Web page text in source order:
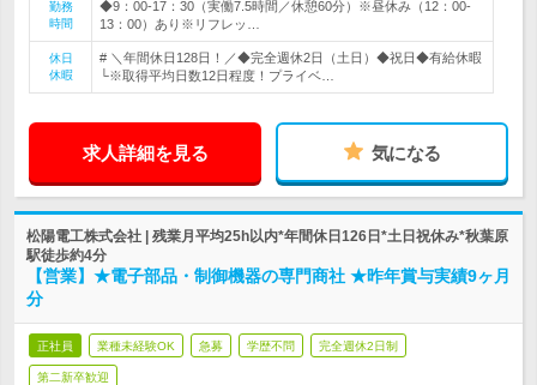
勤務
時間
◆9：00-17：30（実働7.5時間／休憩60分）※昼休み（12：00-
13：00）あり※リフレッ…
休日
休暇
# ＼年間休日128日！／◆完全週休2日（土日）◆祝日◆有給休暇
└※取得平均日数12日程度！プライベ…
求人詳細を見る 気になる
松陽電工株式会社 | 残業月平均25h以内*年間休日126日*土日祝休み*秋葉原
駅徒歩約4分
【営業】★電子部品・制御機器の専門商社 ★昨年賞与実績9ヶ月
分
正社員 業種未経験OK 急募 学歴不問 完全週休2日制
第二新卒歓迎